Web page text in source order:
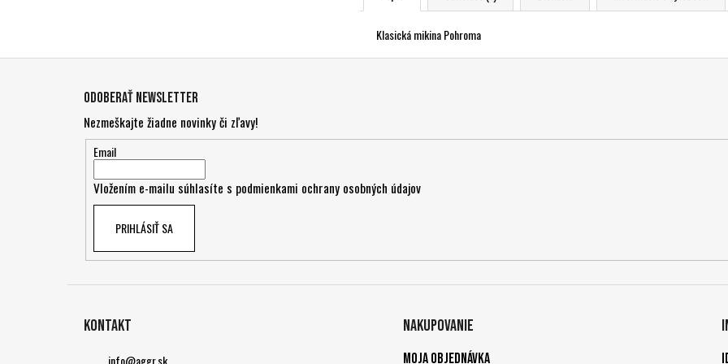
Klasická mikina Pohroma
Odoberať newsletter
Nezmeškajte žiadne novinky či zľavy!
Email
Vložením e-mailu súhlasíte s podmienkami ochrany osobných údajov
PRIHLÁSIŤ SA
Kontakt
info@aggr.sk
Nakupovanie
Moja objednávka